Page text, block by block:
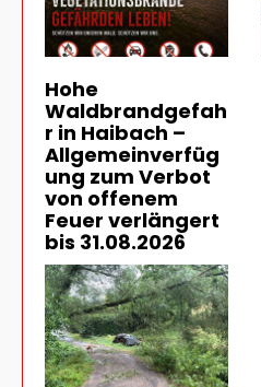
Hohe
Waldbrandgefah
r in Haibach –
Allgemeinverfüg
ung zum Verbot
von offenem
Feuer verlängert
bis 31.08.2026